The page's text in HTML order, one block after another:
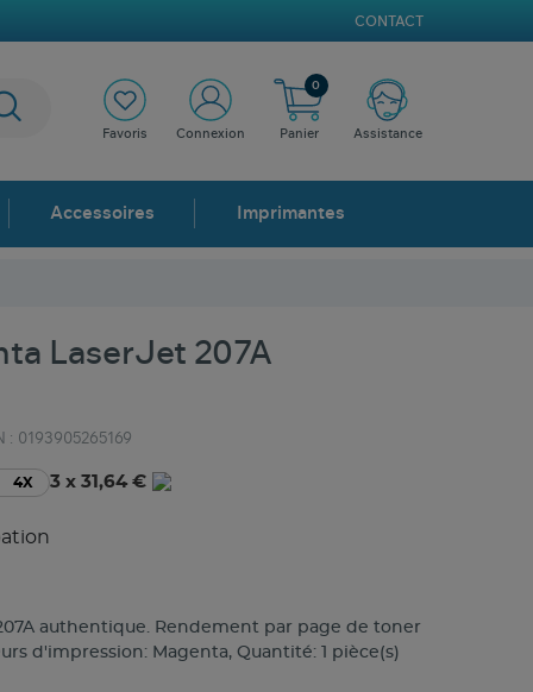
CONTACT
Favoris Connexion Panier
0
Assistance
Accessoires Imprimantes
LaserJet 207A
: 0193905265169
4X 3 x 31,64 €
authentique. Rendement par page de toner
d'impression: Magenta, Quantité: 1 pièce(s)